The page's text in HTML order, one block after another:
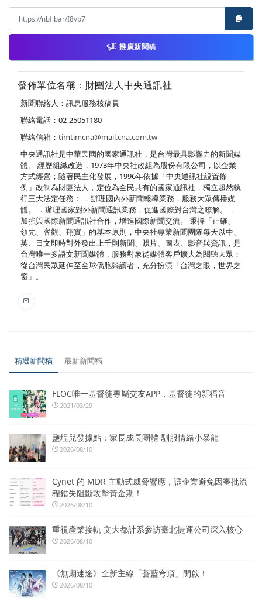
推廣新聞稿
發佈單位名稱：財團法人中央通訊社
新聞聯絡人：訊息服務核稿員
聯絡電話：02-25051180
聯絡信箱： timtimcna@mail.cna.com.tw
中央通訊社是中華民國的國家通訊社，是台灣最具影響力的新聞媒
體。 經歷組織改造，1973年中央社改組為股份有限公司，以企業
方式經營；隨著民主化發展，1996年依據「中央通訊社設置條
例」改制為財團法人，定位為全民共有的國家通訊社，獨立超然執
行三大法定任務： ．辦理國內外新聞報導業務，服務大眾傳播媒
體。 ．辦理國家對外新聞通訊業務，促進國際對台灣之瞭解。 ．
加強與國際新聞通訊社合作，增進國際新聞交流。 秉持「正確、
領先、客觀、翔實」的基本原則，中央社專業新聞團隊每天以中、
英、日文即時對外發出上千則新聞、照片、圖表、影音與資訊，是
台灣唯一多語文新聞媒體，服務對象從媒體客戶擴大為閱聽大眾；
從台灣民眾延伸至全球僑胞與讀者，充分扮演「台灣之眼，世界之
窗」。
精選新聞稿 最新新聞稿
FLOC唯一基督徒專屬交友APP，基督徒的新福音
2021/03/29
鹽埕兒發據點：家長成長團體-馴服情緒小暴龍
2026/08/10
Cynet 的 MDR 主動式威脅響應，讓企業避免因審批流
程錯失阻斷攻擊黃金期！
2026/08/10
重視產業接軌 文大都計系參訪臺北捷運公司深入核心
2026/08/10
《無期迷途》全新主線「蒼藍穹頂」開啟！
2026/08/10